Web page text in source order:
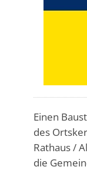
Einen
des
Rathaus /
die